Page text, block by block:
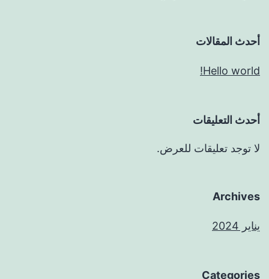
أحدث المقالات
Hello world!
أحدث التعليقات
لا توجد تعليقات للعرض.
Archives
يناير 2024
Categories